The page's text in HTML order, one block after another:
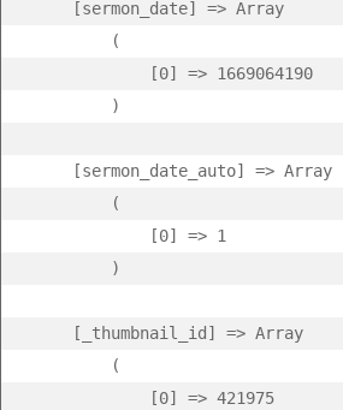
    [sermon_date] => Array
        (
            [0] => 1669064190
        )
    [sermon_date_auto] => Array
        (
            [0] => 1
        )
    [_thumbnail_id] => Array
        (
            [0] => 421975